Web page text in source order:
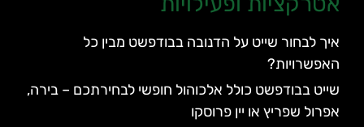
איך לבחור שייט על הדנובה בבודפשט מבין כל
האפשרויות?
שייט בבודפשט כולל אלכוהול חופשי לבחירתכם – בירה,
אפרול שפריץ או יין פרוסקו